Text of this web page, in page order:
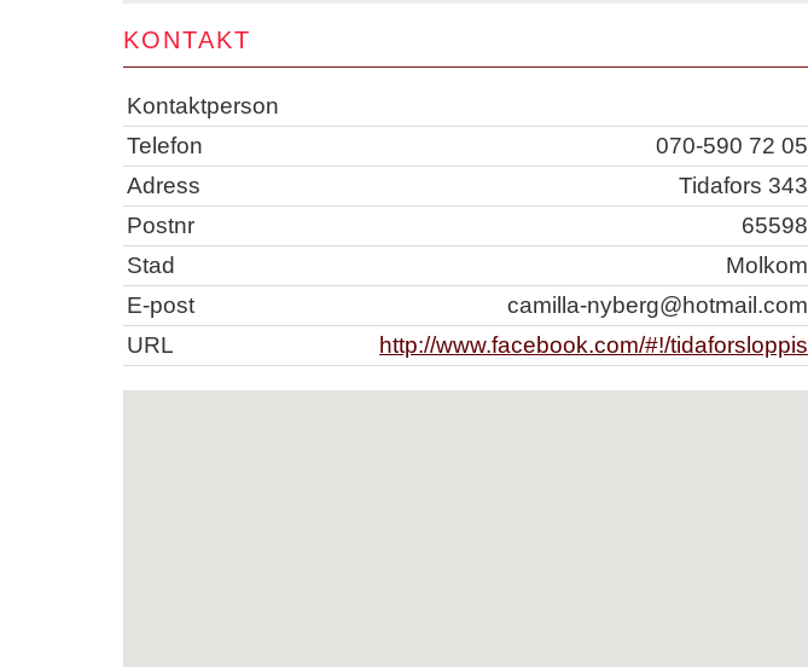
KONTAKT
Kontaktperson
Telefon
070-590 72 05
Adress
Tidafors 343
Postnr
65598
Stad
Molkom
E-post
camilla-nyberg@hotmail.com
URL
http://www.facebook.com/#!/tidaforsloppis